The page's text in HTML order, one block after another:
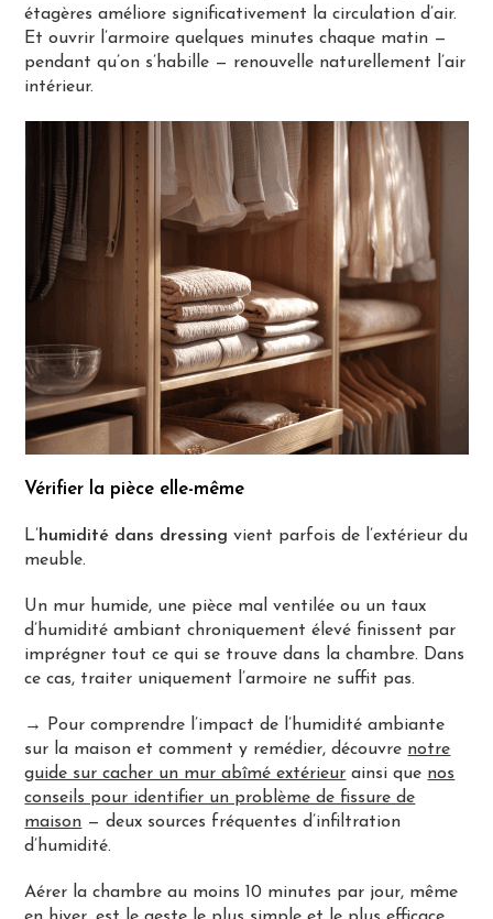
étagères améliore significativement la circulation d’air.
Et ouvrir l’armoire quelques minutes chaque matin —
pendant qu’on s’habille — renouvelle naturellement l’air
intérieur.
Vérifier la pièce elle-même
L’humidité dans dressing vient parfois de l’extérieur du
meuble.
Un mur humide, une pièce mal ventilée ou un taux
d’humidité ambiant chroniquement élevé finissent par
imprégner tout ce qui se trouve dans la chambre. Dans
ce cas, traiter uniquement l’armoire ne suffit pas.
→ Pour comprendre l’impact de l’humidité ambiante
sur la maison et comment y remédier, découvre notre
guide sur cacher un mur abîmé extérieur ainsi que nos
conseils pour identifier un problème de fissure de
maison — deux sources fréquentes d’infiltration
d’humidité.
Aérer la chambre au moins 10 minutes par jour, même